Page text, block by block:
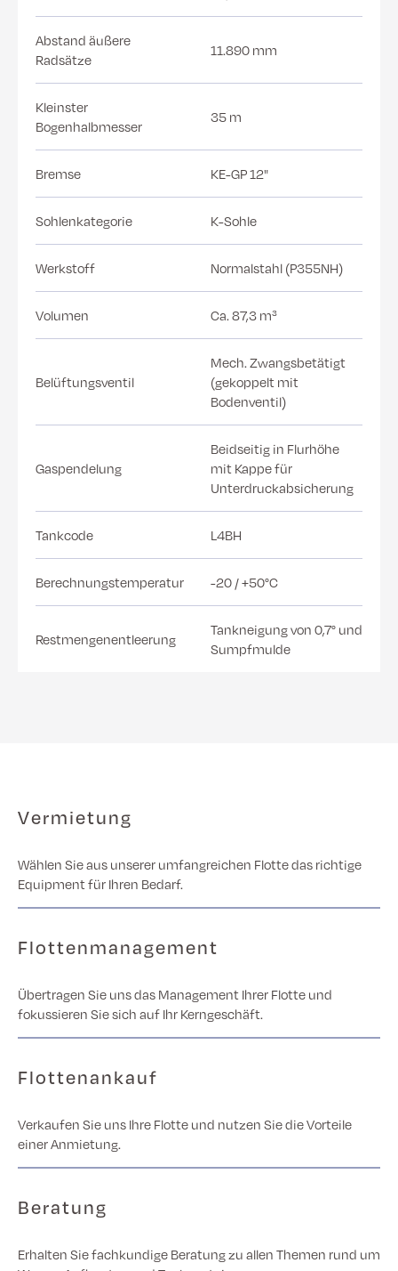
Abstand äußere
Radsätze
11.890 mm
Kleinster
Bogenhalbmesser
35 m
Bremse KE-GP 12"
Sohlenkategorie K-Sohle
Werkstoff Normalstahl (P355NH)
Volumen Ca. 87,3 m³
Belüftungsventil
Mech. Zwangsbetätigt
(gekoppelt mit
Bodenventil)
Gaspendelung
Beidseitig in Flurhöhe
mit Kappe für
Unterdruckabsicherung
Tankcode L4BH
Berechnungstemperatur -20 / +50°C
Restmengenentleerung
Tankneigung von 0,7° und
Sumpfmulde
Vermietung
Wählen Sie aus unserer umfangreichen Flotte das richtige
Equipment für Ihren Bedarf.
Flottenmanagement
Übertragen Sie uns das Management Ihrer Flotte und
fokussieren Sie sich auf Ihr Kerngeschäft.
Flottenankauf
Verkaufen Sie uns Ihre Flotte und nutzen Sie die Vorteile
einer Anmietung.
Beratung
Erhalten Sie fachkundige Beratung zu allen Themen rund um